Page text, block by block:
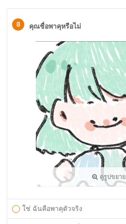
8 คุณชื่อพาคุหรือไม่
ดูรูปขยาย
ใช่ ฉันคือพาคุตัวจริง